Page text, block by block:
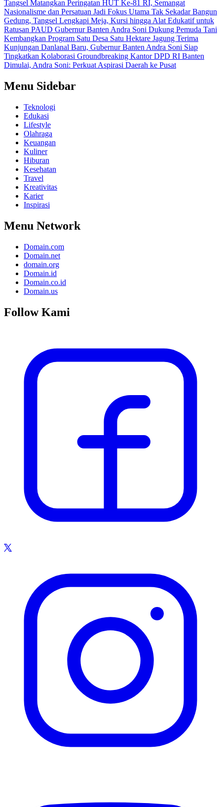
Tangsel Matangkan Peringatan HUT Ke-81 RI, Semangat
Nasionalisme dan Persatuan Jadi Fokus Utama Tak Sekadar Bangun
Gedung, Tangsel Lengkapi Meja, Kursi hingga Alat Edukatif untuk
Ratusan PAUD Gubernur Banten Andra Soni Dukung Pemuda Tani
Kembangkan Program Satu Desa Satu Hektare Jagung Terima
Kunjungan Danlanal Baru, Gubernur Banten Andra Soni Siap
Tingkatkan Kolaborasi Groundbreaking Kantor DPD RI Banten
Dimulai, Andra Soni: Perkuat Aspirasi Daerah ke Pusat
Menu Sidebar
Teknologi
Edukasi
Lifestyle
Olahraga
Keuangan
Kuliner
Hiburan
Kesehatan
Travel
Kreativitas
Karier
Inspirasi
Menu Network
Domain.com
Domain.net
domain.org
Domain.id
Domain.co.id
Domain.us
Follow Kami